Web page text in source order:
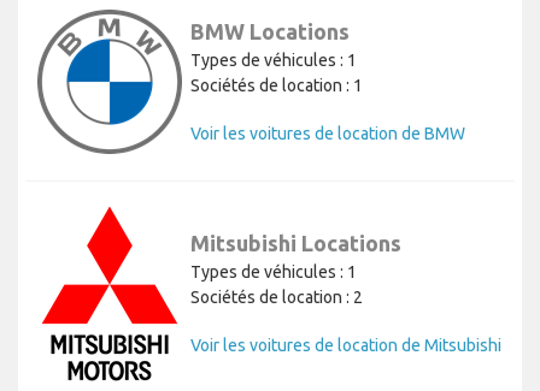
BMW Locations
Types de véhicules : 1
Sociétés de location : 1
Voir les voitures de location de BMW
Mitsubishi Locations
Types de véhicules : 1
Sociétés de location : 2
Voir les voitures de location de Mitsubishi